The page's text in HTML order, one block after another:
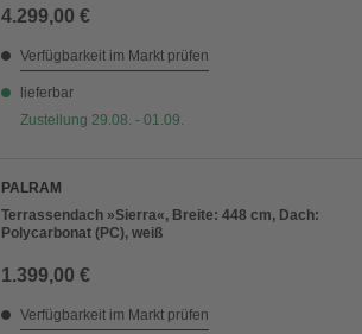
4.299,00 €
Verfügbarkeit im Markt prüfen
lieferbar
Zustellung 29.08. - 01.09.
PALRAM
Terrassendach »Sierra«, Breite: 448 cm, Dach:
Polycarbonat (PC), weiß
1.399,00 €
Verfügbarkeit im Markt prüfen